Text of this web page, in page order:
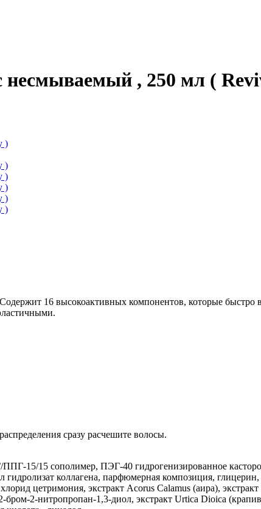
несмываемый , 250 мл (
16 высокоактивных компонентов, которые
сразу расчешите волосы.
15/15 сополимер, ПЭГ-40 гидрогенизированное
коллагена, парфюмерная композиция,
цетримония, экстракт Acorus Calamus (аира),
бром-2-нитропропан-1,3-диол, экстракт Urtica Dioica